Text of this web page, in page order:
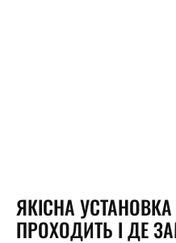
ЯКІСНА
ПРОХОДИТЬ І ДЕ